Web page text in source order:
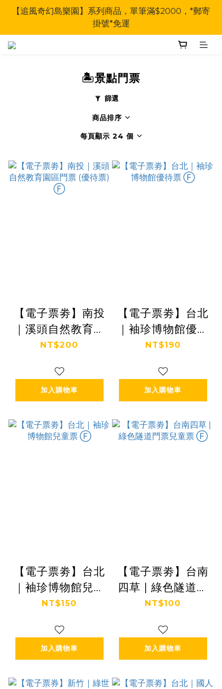
【追風奇幻島樂園】系列商品，單筆滿$2000，*郵寄
掛號*免運
🏝️景點門票
篩選
商品排序
每頁顯示 24 個
【電子票劵】南投
｜溪頭自然教育園
區門票 (優待票)
NT$200
加入購物車
【電子票劵】台北
｜袖珍博物館優待
票 Ⓕ
NT$190
加入購物車
【電子票劵】台北
｜袖珍博物館兒童
票 Ⓕ
NT$150
加入購物車
【電子票劵】台南
四草 | 綠色隧道門
票兒童票 Ⓕ
NT$100
加入購物車